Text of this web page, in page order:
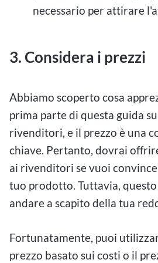
necessario per attirare
3. Considera i prezzi
Abbiamo scoperto cosa
prima parte di questa guida
rivenditori, e il prezzo è una
chiave. Pertanto, dovrai
ai rivenditori se vuoi
tuo prodotto. Tuttavia,
andare a scapito della tua
Fortunatamente, puoi
prezzo basato sui costi o il